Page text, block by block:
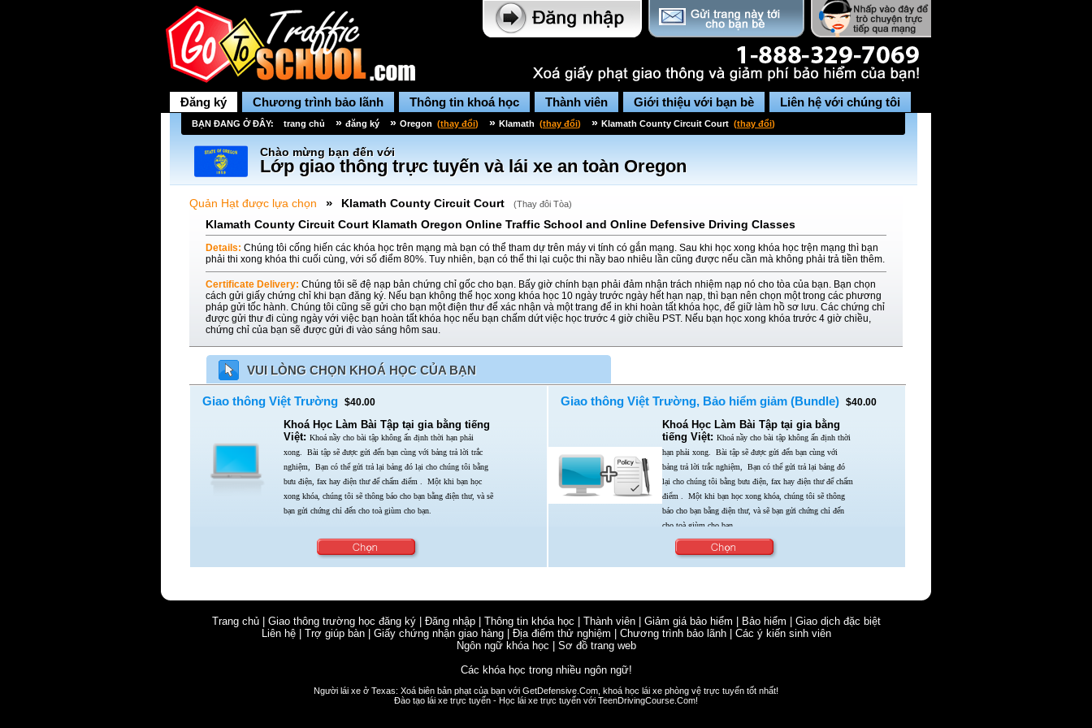
Đăng ký Chương trình bảo lãnh Thông tin khoá học Thành viên Giới thiệu với bạn bè Liên hệ với chúng tôi
BẠN ĐANG Ở ĐÂY: trang chủ » đăng ký » Oregon (thay đổi) » Klamath (thay đổi) » Klamath County Circuit Court (thay đổi)
Chào mừng bạn đến với
Lớp giao thông trực tuyến và lái xe an toàn Oregon
Quản Hạt được lựa chọn » Klamath County Circuit Court (Thay đôi Tòa)
Klamath County Circuit Court Klamath Oregon Online Traffic School and Online Defensive Driving Classes
Details: Chúng tôi cống hiến các khóa học trên mạng mà bạn có thể tham dự trên máy vi tính có gắn mạng. Sau khi học xong khóa học trện mạng thì bạn
phải thi xong khóa thi cuối cùng, với số điểm 80%. Tuy nhiên, bạn có thể thi lại cuộc thi nầy bao nhiêu lần cũng được nếu cần mà không phải trả tiền thêm.
Certificate Delivery: Chúng tôi sẽ đệ nạp bản chứng chỉ gốc cho bạn. Bấy giờ chính bạn phải đảm nhận trách nhiệm nạp nó cho tòa của bạn. Bạn chọn
cách gửi giấy chứng chỉ khi bạn đăng ký. Nếu bạn không thể học xong khóa học 10 ngày trước ngày hết hạn nạp, thì bạn nên chọn một trong các phương
pháp gửi tốc hành. Chúng tôi cũng sẽ gửi cho bạn một điện thư để xác nhận và một trang để in khi hoàn tất khóa học, để giữ làm hồ sơ lưu. Các chứng chỉ
được gửi thư đi cùng ngày với việc bạn hoàn tất khóa học nếu bạn chấm dứt việc học trước 4 giờ chiều PST. Nếu bạn học xong khóa trước 4 giờ chiều,
chứng chỉ của bạn sẽ được gửi đi vào sáng hôm sau.
VUI LÒNG CHỌN KHOÁ HỌC CỦA BẠN
Giao thông Việt Trường $40.00
Khoá Học Làm Bài Tập tại gia bằng tiếng
Việt: Khoá nầy cho bài tập không ấn định thời hạn phải
xong. Bài tập sẽ được gửi đến bạn cùng với bảng trả lời trắc
nghiệm, Bạn có thể gửi trả lại bảng đó lại cho chúng tôi bằng
bưu điện, fax hay điện thư để chấm điểm . Một khi bạn học
xong khóa, chúng tôi sẽ thông báo cho bạn bằng điện thư, và sẽ
bạn gửi chứng chỉ đến cho toà giùm cho bạn.
Giao thông Việt Trường, Bảo hiểm giảm (Bundle) $40.00
Khoá Học Làm Bài Tập tại gia bằng
tiếng Việt: Khoá nầy cho bài tập không ấn định thời
hạn phải xong. Bài tập sẽ được gửi đến bạn cùng với
bảng trả lời trắc nghiệm, Bạn có thể gửi trả lại bảng đó
lại cho chúng tôi bằng bưu điện, fax hay điện thư để chấm
điểm . Một khi bạn học xong khóa, chúng tôi sẽ thông
báo cho bạn bằng điện thư, và sẽ bạn gửi chứng chỉ đến
cho toà giùm cho bạn.
Trang chủ| Giao thông trường học đăng ký| Đăng nhập| Thông tin khóa học Thành viên| Giảm giá bảo hiểm Bảo hiểm
Giao dịch đặc biệt
Liên hệ| Trợ giúp bàn| Giấy chứng nhận giao hàng| Địa điểm thử nghiệm Chương trình bảo lãnh| Các ý kiến sinh viên
Ngôn ngữ khóa học
Sơ đồ trang web
Các khóa học trong nhiều ngôn ngữ!
Người lái xe ở Texas: Xoá biên bản phạt của bạn với GetDefensive.Com , khoá học lái xe phòng vệ trực tuyến tốt nhất!
Đào tạo lái xe trực tuyến - Học lái xe trực tuyến với TeenDrivingCourse.Com!